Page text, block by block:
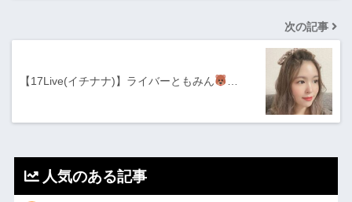
次の記事
【17Live(イチナナ)】ライバーともみん …
人気のある記事